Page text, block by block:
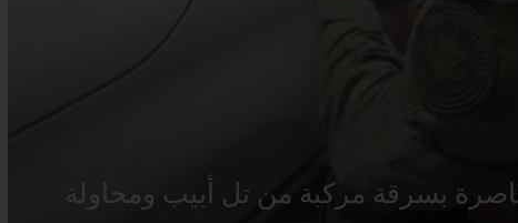
بسرقة مركبة من تل أبيب ومحاولة